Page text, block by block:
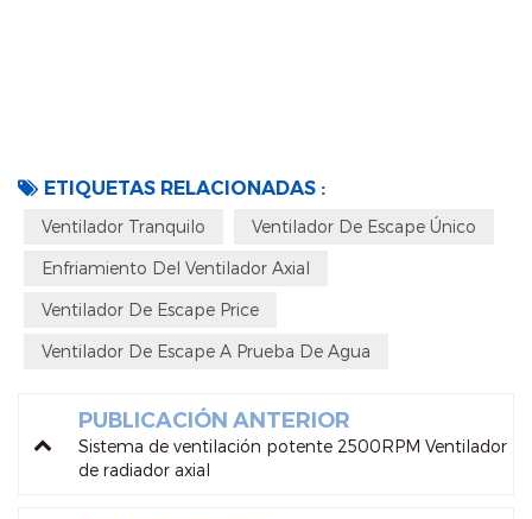
ETIQUETAS RELACIONADAS :
Ventilador Tranquilo Ventilador De Escape Único
Enfriamiento Del Ventilador Axial
Ventilador De Escape Price
Ventilador De Escape A Prueba De Agua
PUBLICACIÓN ANTERIOR
Sistema de ventilación potente 2500RPM Ventilador
de radiador axial